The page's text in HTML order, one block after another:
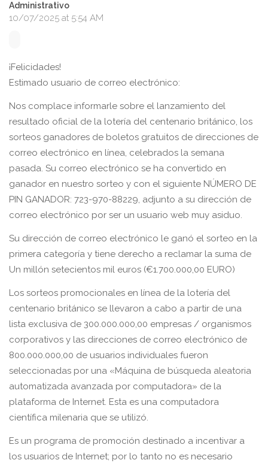
Administrativo
10/07/2025 at 5:54 AM
¡Felicidades!
Estimado usuario de correo electrónico:
Nos complace informarle sobre el lanzamiento del
resultado oficial de la lotería del centenario británico, los
sorteos ganadores de boletos gratuitos de direcciones de
correo electrónico en línea, celebrados la semana
pasada. Su correo electrónico se ha convertido en
ganador en nuestro sorteo y con el siguiente NÚMERO DE
PIN GANADOR: 723-970-88229, adjunto a su dirección de
correo electrónico por ser un usuario web muy asiduo.
Su dirección de correo electrónico le ganó el sorteo en la
primera categoría y tiene derecho a reclamar la suma de
Un millón setecientos mil euros (€1.700.000,00 EURO)
Los sorteos promocionales en línea de la lotería del
centenario británico se llevaron a cabo a partir de una
lista exclusiva de 300.000.000,00 empresas / organismos
corporativos y las direcciones de correo electrónico de
800.000.000,00 de usuarios individuales fueron
seleccionadas por una «Máquina de búsqueda aleatoria
automatizada avanzada por computadora» de la
plataforma de Internet. Esta es una computadora
científica milenaria que se utilizó.
Es un programa de promoción destinado a incentivar a
los usuarios de Internet; por lo tanto no es necesario